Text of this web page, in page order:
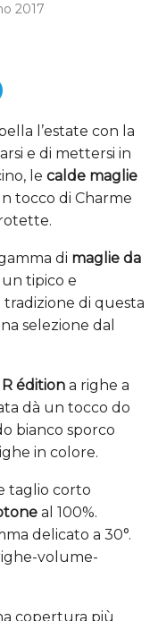
2017
l’estate con la
e di mettersi in
le calde maglie
tocco di Charme
di maglie da
un tipico e
tradizione di questa
selezione dal
R édition a righe a
dà un tocco do
bianco sporco
in colore.
taglio corto
al 100%.
delicato a 30°.
volume-
copertura più